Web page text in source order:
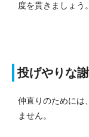
度を貫きましょう。
投げやりな
仲直りのためには
ません。